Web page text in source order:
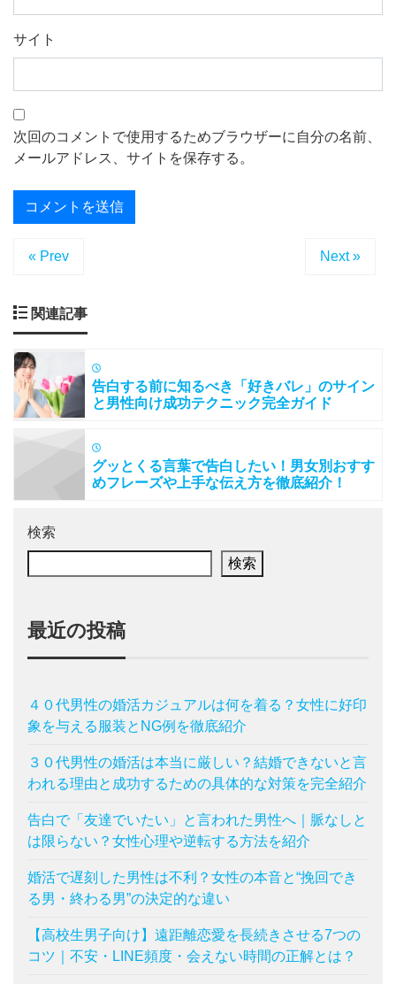
サイト
次回のコメントで使用するためブラウザーに自分の名前、
メールアドレス、サイトを保存する。
« Prev Next »
関連記事
告白する前に知るべき「好きバレ」のサイン
と男性向け成功テクニック完全ガイド
グッとくる言葉で告白したい！男女別おすす
めフレーズや上手な伝え方を徹底紹介！
検索
検索
最近の投稿
４０代男性の婚活カジュアルは何を着る？女性に好印
象を与える服装とNG例を徹底紹介
３０代男性の婚活は本当に厳しい？結婚できないと言
われる理由と成功するための具体的な対策を完全紹介
告白で「友達でいたい」と言われた男性へ｜脈なしと
は限らない？女性心理や逆転する方法を紹介
婚活で遅刻した男性は不利？女性の本音と“挽回でき
る男・終わる男”の決定的な違い
【高校生男子向け】遠距離恋愛を長続きさせる7つの
コツ｜不安・LINE頻度・会えない時間の正解とは？